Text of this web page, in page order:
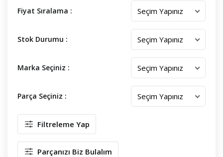
Fiyat Sıralama :
Stok Durumu :
Marka Seçiniz :
Parça Seçiniz :
Filtreleme Yap
Parçanızı Biz Bulalım